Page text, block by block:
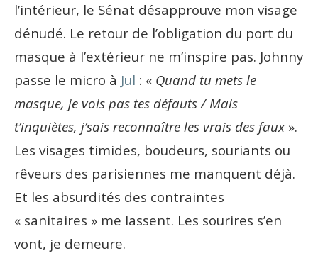
l’intérieur, le Sénat désapprouve mon visage
dénudé. Le retour de l’obligation du port du
masque à l’extérieur ne m’inspire pas. Johnny
passe le micro à Jul : « Quand tu mets le
masque, je vois pas tes défauts / Mais
t’inquiètes, j’sais reconnaître les vrais des faux ».
Les visages timides, boudeurs, souriants ou
rêveurs des parisiennes me manquent déjà.
Et les absurdités des contraintes
« sanitaires » me lassent. Les sourires s’en
vont, je demeure.